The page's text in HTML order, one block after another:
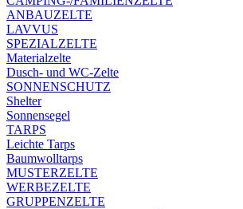
ANBAUZELTE
LAVVUS
SPEZIALZELTE
Materialzelte
Dusch- und WC-Zelte
SONNENSCHUTZ
Shelter
Sonnensegel
TARPS
Leichte Tarps
Baumwolltarps
MUSTERZELTE
WERBEZELTE
GRUPPENZELTE